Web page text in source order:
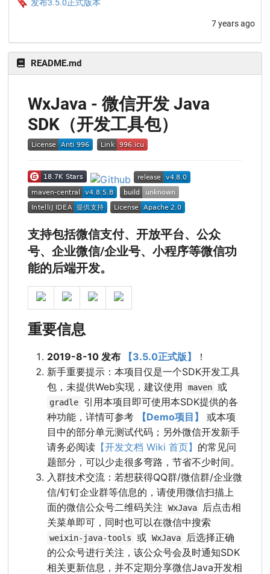
发布3.5.0正式版本
7 years ago
README.md
WxJava - 微信开发 Java
SDK（开发工具包）
支持包括微信支付、开放平台、公众
号、企业微信/企业号、小程序等微信功
能的后端开发。
重要信息
2019-8-10 发布 【3.5.0正式版】
！
新手重要提示：本项目仅是一个SDK开发工具
包，未提供Web实现，建议使用
maven 或
gradle
引用本项目即可使用本SDK提供的各
种功能，详情可参考
【Demo项目】
或本项
目中的部分单元测试代码；另外微信开发新手
请务必阅读 【开发文档 Wiki 首页】 的常见问
题部分，可以少走很多弯路，节省不少时间。
入群技术交流：若想获得QQ群/微信群/企业微
信/钉钉企业群等信息的，请使用微信扫描上
面的微信公众号二维码关注
WxJava
后点击相
关菜单即可，同时也可以在微信中搜索
weixin-java-tools 或 WxJava
后选择正确
的公众号进行关注，该公众号会及时通知SDK
相关更新信息，并不定期分享微信Java开发相